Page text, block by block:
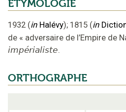
ÉTYMOLOGIE
1932 (in Halévy); 1815 (in
de « adversaire de l’Empire de
impérialiste.
ORTHOGRAPHE